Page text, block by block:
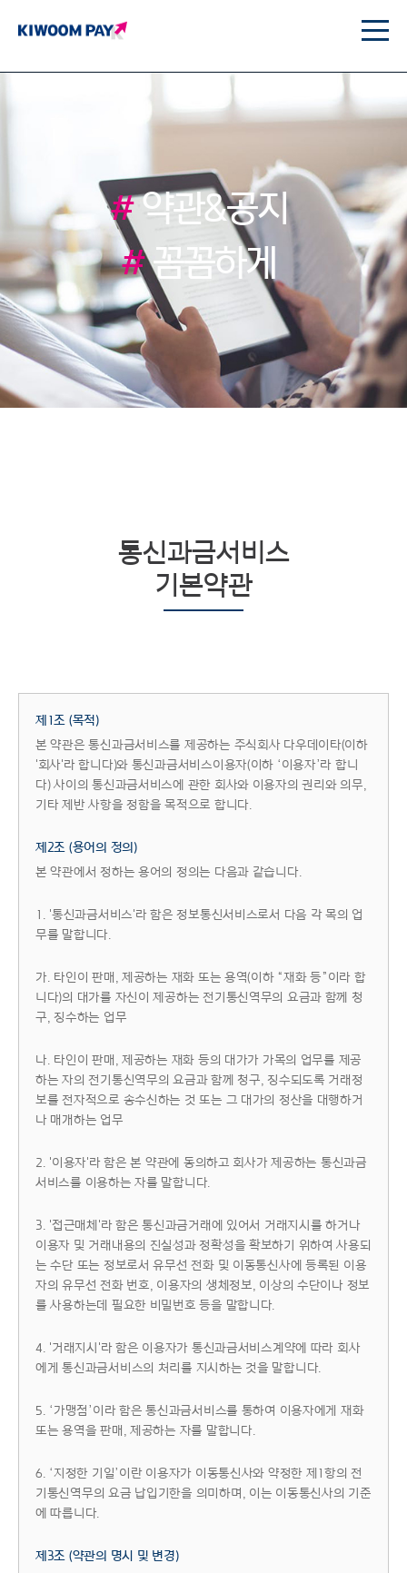
#약관&공지
#꼼꼼하게
통신과금서비스
기본약관
제1조 (목적)
본 약관은 통신과금서비스를 제공하는 주식회사 다우데이타(이하
'회사'라 합니다)와 통신과금서비스이용자(이하 ‘이용자’라 합니
다) 사이의 통신과금서비스에 관한 회사와 이용자의 권리와 의무,
기타 제반 사항을 정함을 목적으로 합니다.
제2조 (용어의 정의)
본 약관에서 정하는 용어의 정의는 다음과 같습니다.
1. '통신과금서비스'라 함은 정보통신서비스로서 다음 각 목의 업
무를 말합니다.
가. 타인이 판매, 제공하는 재화 또는 용역(이하 “재화 등”이라 합
니다)의 대가를 자신이 제공하는 전기통신역무의 요금과 함께 청
구, 징수하는 업무
나. 타인이 판매, 제공하는 재화 등의 대가가 가목의 업무를 제공
하는 자의 전기통신역무의 요금과 함께 청구, 징수되도록 거래정
보를 전자적으로 송수신하는 것 또는 그 대가의 정산을 대행하거
나 매개하는 업무
2. '이용자'라 함은 본 약관에 동의하고 회사가 제공하는 통신과금
서비스를 이용하는 자를 말합니다.
3. '접근매체'라 함은 통신과금거래에 있어서 거래지시를 하거나
이용자 및 거래내용의 진실성과 정확성을 확보하기 위하여 사용되
는 수단 또는 정보로서 유무선 전화 및 이동통신사에 등록된 이용
자의 유무선 전화 번호, 이용자의 생체정보, 이상의 수단이나 정보
를 사용하는데 필요한 비밀번호 등을 말합니다.
4. '거래지시'라 함은 이용자가 통신과금서비스계약에 따라 회사
에게 통신과금서비스의 처리를 지시하는 것을 말합니다.
5. ‘가맹점’이라 함은 통신과금서비스를 통하여 이용자에게 재화
또는 용역을 판매, 제공하는 자를 말합니다.
6. ‘지정한 기일’이란 이용자가 이동통신사와 약정한 제1항의 전
기통신역무의 요금 납입기한을 의미하며, 이는 이동통신사의 기준
에 따릅니다.
제3조 (약관의 명시 및 변경)